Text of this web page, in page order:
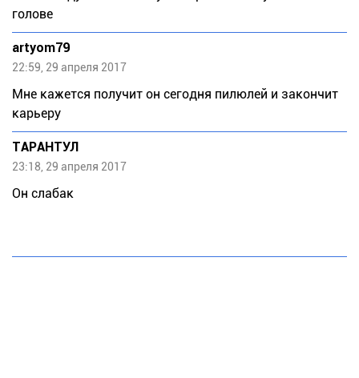
голове
artyom79
22:59, 29 апреля 2017
Мне кажется получит он сегодня пилюлей и закончит
карьеру
ТАРАНТУЛ
23:18, 29 апреля 2017
Он слабак